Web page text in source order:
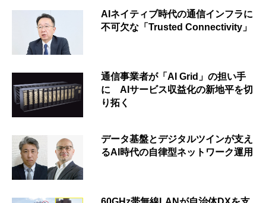
AIネイティブ時代の通信インフラに
不可欠な「Trusted Connectivity」
通信事業者が「AI Grid」の担い手
に AIサービス収益化の新地平を切
り拓く
データ基盤とデジタルツインが支え
るAI時代の自律型ネットワーク運用